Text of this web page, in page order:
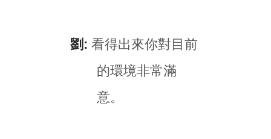
劉: 看得出來你對目前
的環境非常滿
意。